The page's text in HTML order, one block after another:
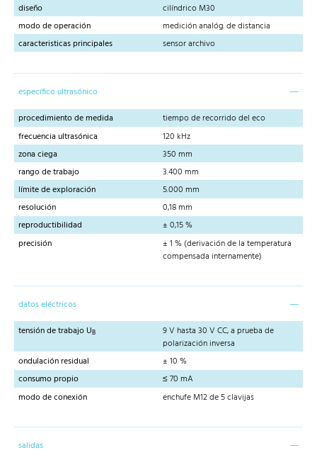
diseño
cilíndrico M30
modo de operación
medición analóg. de distancia
caracteristicas principales
sensor archivo
específico ultrasónico
procedimiento de medida
tiempo de recorrido del eco
frecuencia ultrasónica
120 kHz
zona ciega
350 mm
rango de trabajo
3.400 mm
límite de exploración
5.000 mm
resolución
0,18 mm
reproductibilidad
± 0,15 %
precisión
± 1 % (derivación de la temperatura
compensada internamente)
datos eléctricos
tensión de trabajo UB
9 V hasta 30 V CC, a prueba de
polarización inversa
ondulación residual
± 10 %
consumo propio
≤ 70 mA
modo de conexión
enchufe M12 de 5 clavijas
salidas